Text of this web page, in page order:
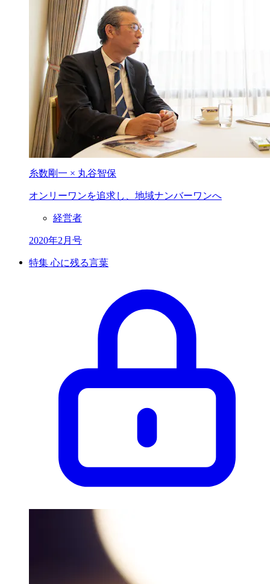
糸数剛一 × 丸谷智保
オンリーワンを追求し、 地域ナンバーワンへ
経営者
2020年2月号
特集 心に残る言葉